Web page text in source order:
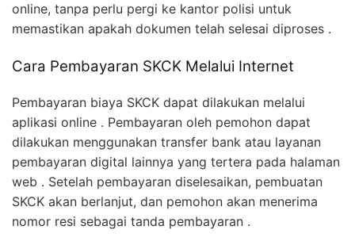
online, tanpa perlu pergi ke kantor polisi untuk
memastikan apakah dokumen telah selesai diproses .
Cara Pembayaran SKCK Melalui Internet
Pembayaran biaya SKCK dapat dilakukan melalui
aplikasi online . Pembayaran oleh pemohon dapat
dilakukan menggunakan transfer bank atau layanan
pembayaran digital lainnya yang tertera pada halaman
web . Setelah pembayaran diselesaikan, pembuatan
SKCK akan berlanjut, dan pemohon akan menerima
nomor resi sebagai tanda pembayaran .